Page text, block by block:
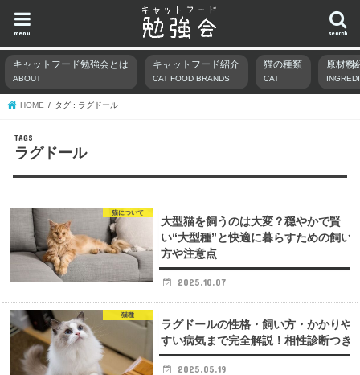
search
menu
キャットフード勉強会とは
ABOUT
キャットフード紹介
CAT FOOD BRANDS
猫の種類
CAT
原材料
HOME タグ : ラグドール
ラグドール
猫について
大型猫を飼うのは大変？穏やかで賢
い“大型種”と快適に暮らすための飼い
方や注意点
2025.10.07
猫種
ラグドールの性格・飼い方・かかりや
すい病気まで完全解説！相性診断つき
2025.05.19